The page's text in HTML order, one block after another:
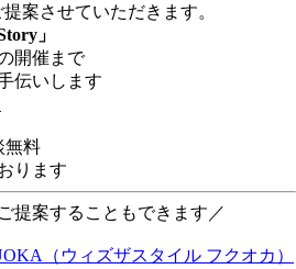
案させていただきます。
」
開催まで
伝いします
無料
ります
提案することもできます／
（ウィズザスタイル フクオカ）